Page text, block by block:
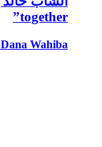
together”
Dana Wahiba